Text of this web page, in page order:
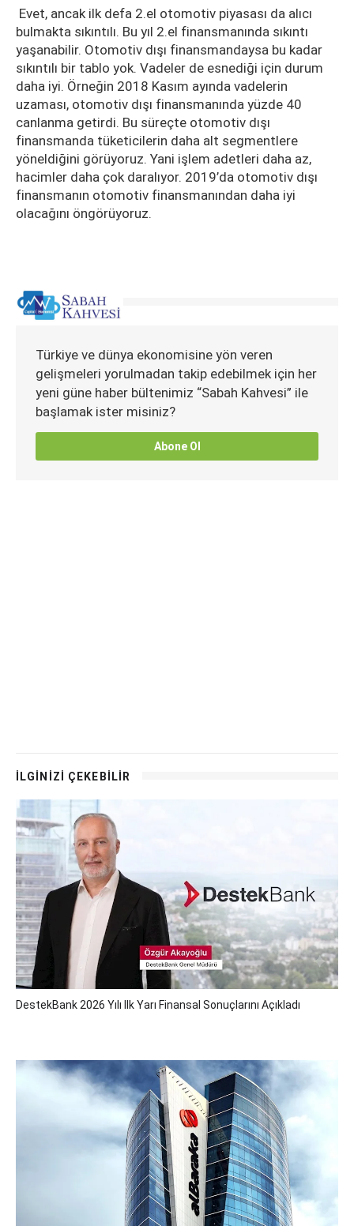
Evet, ancak ilk defa 2.el otomotiv piyasası da alıcı
bulmakta sıkıntılı. Bu yıl 2.el finansmanında sıkıntı
yaşanabilir. Otomotiv dışı finansmandaysa bu kadar
sıkıntılı bir tablo yok. Vadeler de esnediği için durum
daha iyi. Örneğin 2018 Kasım ayında vadelerin
uzaması, otomotiv dışı finansmanında yüzde 40
canlanma getirdi. Bu süreçte otomotiv dışı
finansmanda tüketicilerin daha alt segmentlere
yöneldiğini görüyoruz. Yani işlem adetleri daha az,
hacimler daha çok daralıyor. 2019’da otomotiv dışı
finansmanın otomotiv finansmanından daha iyi
olacağını öngörüyoruz.
Türkiye ve dünya ekonomisine yön veren
gelişmeleri yorulmadan takip edebilmek için her
yeni güne haber bültenimiz “Sabah Kahvesi” ile
başlamak ister misiniz?
Abone Ol
İLGİNİZİ ÇEKEBİLİR
DestekBank 2026 Yılı Ilk Yarı Finansal Sonuçlarını Açıkladı